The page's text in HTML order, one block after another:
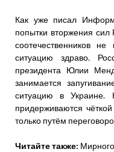
Как уже писал
попытки вторжения
соотечественников
ситуацию здраво.
президента Юлии
занимается
ситуацию в Украине.
придерживаются
только путём
Читайте также: